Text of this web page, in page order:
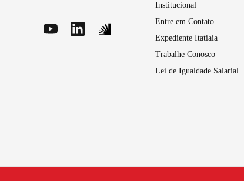
Institucional
Entre em Contato
Expediente Itatiaia
Trabalhe Conosco
Lei de Igualdade Salarial